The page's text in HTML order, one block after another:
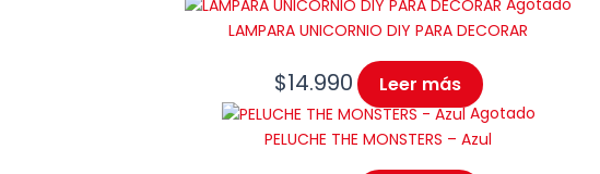
Agotado
LAMPARA UNICORNIO DIY PARA DECORAR
$14.990 Leer más
Agotado
PELUCHE THE MONSTERS – Azul